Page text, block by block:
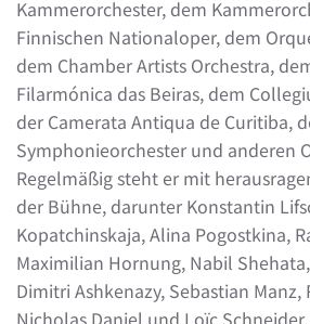
Kammerorchester, dem
Finnischen Nationaloper, dem
dem Chamber Artists Orchestra,
Filarmónica das Beiras, dem
der Camerata Antiqua de Curitiba,
Symphonieorchester und anderen
Regelmäßig steht er mit
der Bühne, darunter Konstantin
Kopatchinskaja, Alina Pogostkina,
Maximilian Hornung, Nabil
Dimitri Ashkenazy, Sebastian Manz,
Nicholas Daniel und Loïc